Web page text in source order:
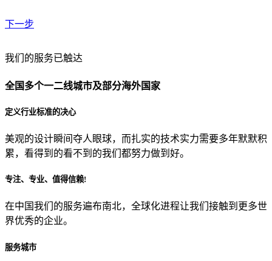
下一步
贵公司预算范围是？
贵公司的团队规模是？
目前主要的营销渠道是？
我们的服务已触达
全国多个一二线城市及部分海外国家
定义行业标准的决心
美观的设计瞬间夺人眼球，而扎实的技术实力需要多年默默积
累，看得到的看不到的我们都努力做到好。
专注、专业、值得信赖!
在中国我们的服务遍布南北，全球化进程让我们接触到更多世
界优秀的企业。
服务城市